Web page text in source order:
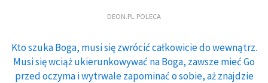
DEON.PL POLECA
Kto szuka Boga, musi się zwrócić całkowicie do wewnątrz.
Musi się wciąż ukierunkowywać na Boga, zawsze mieć Go
przed oczyma i wytrwale zapominać o sobie, aż znajdzie